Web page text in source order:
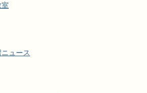
ュース